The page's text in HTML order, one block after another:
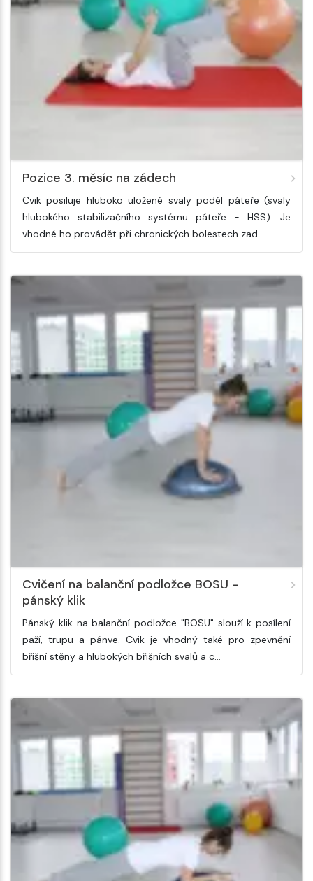
Pozice 3. měsíc na zádech
Cvik posiluje hluboko uložené svaly podél páteře (svaly
hlubokého stabilizačního systému páteře - HSS). Je
vhodné ho provádět při chronických bolestech zad…
Cvičení na balanční podložce BOSU -
pánský klik
Pánský klik na balanční podložce "BOSU" slouží k posílení
paží, trupu a pánve. Cvik je vhodný také pro zpevnění
břišní stěny a hlubokých břišních svalů a c…